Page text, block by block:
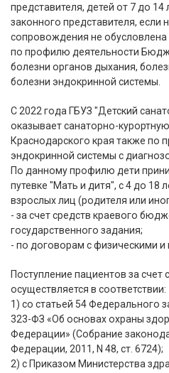
представителя, детей от 7 до
законного представителя, если
сопровождения не
по профилю деятельности
болезни органов дыхания,
болезни эндокринной системы.
С 2022 года ГБУЗ "Детский
оказывает санаторно-
Краснодарского края также по
эндокринной системы с
По данному профилю дети
путевке "Мать и дитя", с 4 до 18
взрослых лиц (родителя или
- за счет средств краевого
государственного задания;
- по договорам с физическими
Поступление пациентов за
осуществляется в соответствии:
1) со статьей 54 Федерального
323-ФЗ «Об основах охраны
Федерации» (Собрание
Федерации, 2011, N 48, ст. 6724);
2) с Приказом Министерства